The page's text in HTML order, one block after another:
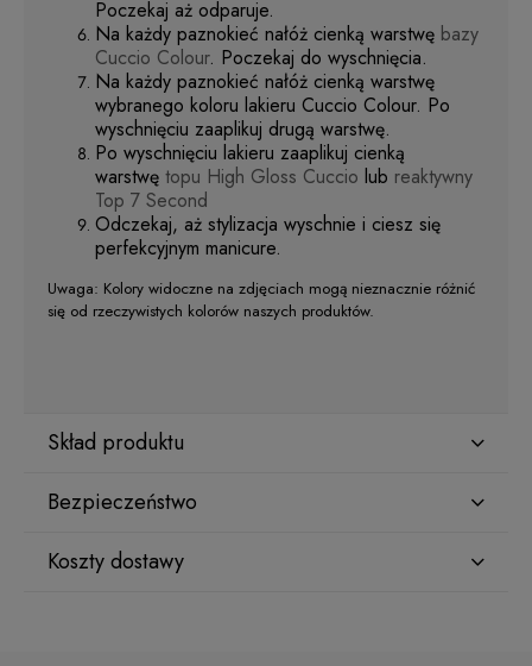
Poczekaj aż odparuje.
Na każdy paznokieć nałóż cienką warstwę bazy
Cuccio Colour. Poczekaj do wyschnięcia.
Na każdy paznokieć nałóż cienką warstwę
wybranego koloru lakieru Cuccio Colour. Po
wyschnięciu zaaplikuj drugą warstwę.
Po wyschnięciu lakieru zaaplikuj cienką
warstwę topu High Gloss Cuccio lub reaktywny
Top 7 Second
Odczekaj, aż stylizacja wyschnie i ciesz się
perfekcyjnym manicure.
Uwaga: Kolory widoczne na zdjęciach mogą nieznacznie różnić
się od rzeczywistych kolorów naszych produktów.
Skład produktu
Bezpieczeństwo
Producent
Koszty dostawy